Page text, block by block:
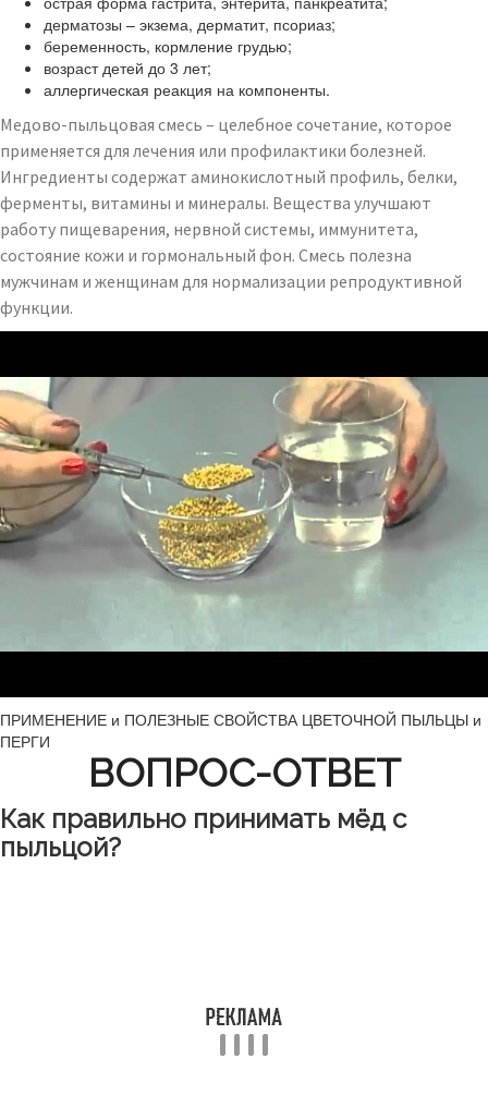
дерматозы – экзема, дерматит, псориаз;
беременность, кормление грудью;
возраст детей до 3 лет;
аллергическая реакция на компоненты.
Медово-пыльцовая смесь – целебное сочетание, которое
применяется для лечения или профилактики болезней.
Ингредиенты содержат аминокислотный профиль, белки,
ферменты, витамины и минералы. Вещества улучшают
работу пищеварения, нервной системы, иммунитета,
состояние кожи и гормональный фон. Смесь полезна
мужчинам и женщинам для нормализации репродуктивной
функции.
ПРИМЕНЕНИЕ и ПОЛЕЗНЫЕ СВОЙСТВА ЦВЕТОЧНОЙ ПЫЛЬЦЫ и
ПЕРГИ
ВОПРОС-ОТВЕТ
Как правильно принимать мёд с
пыльцой?